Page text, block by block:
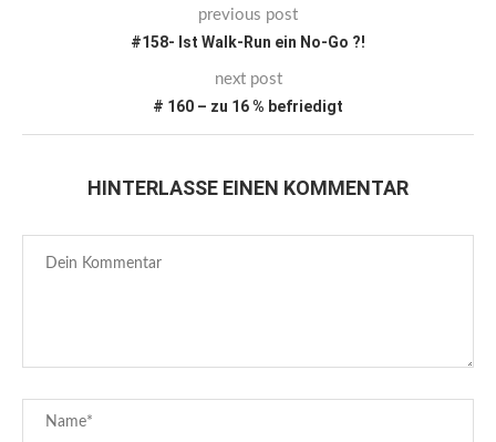
previous post
#158- Ist Walk-Run ein No-Go ?!
next post
# 160 – zu 16 % befriedigt
HINTERLASSE EINEN KOMMENTAR